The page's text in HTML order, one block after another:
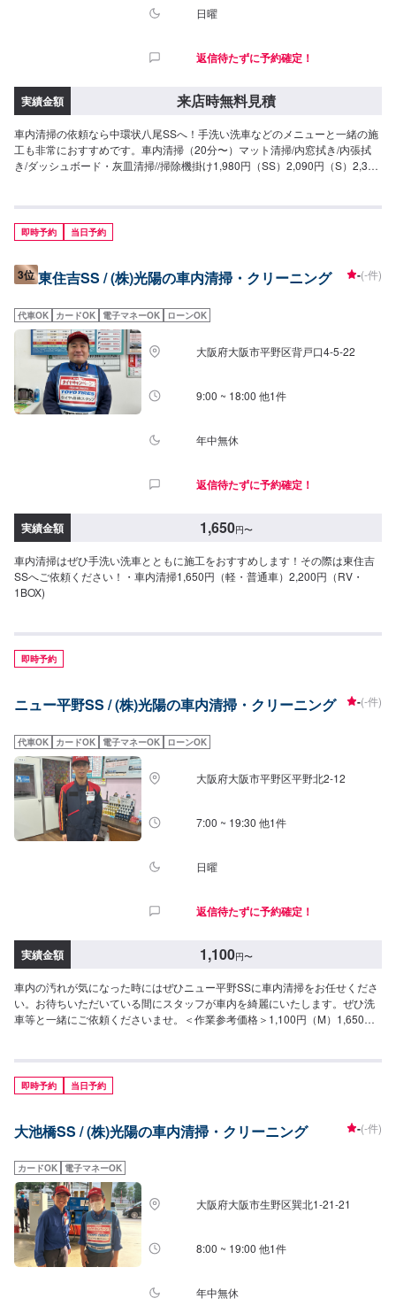
日曜
返信待たずに予約確定！
実績金額 来店時無料見積
車内清掃の依頼なら中環状八尾SSへ！手洗い洗車などのメニューと一緒の施
工も非常におすすめです。車内清掃（20分〜）マット清掃/内窓拭き/内張拭
き/ダッシュボード・灰皿清掃//掃除機掛け1,980円（SS）2,090円（S）2,310
（S）51,900円（M）55,300円（L）60,800円（LL）71,100円（XL）シート
クリーニング（30分〜）シートの汚れとシミをしっかり落とします6,240円
（1席）12,150円（2席）23,790円（3席）35,740円（6席）
即時予約 当日予約
3位 東住吉SS / (株)光陽の車内清掃・クリーニング -(-件)
代車OK カードOK 電子マネーOK ローンOK
大阪府大阪市平野区背戸口4-5-22
9:00 ~ 18:00 他1件
年中無休
返信待たずに予約確定！
実績金額 1,650円〜
車内清掃はぜひ手洗い洗車とともに施工をおすすめします！その際は東住吉
SSへご依頼ください！・車内清掃1,650円（軽・普通車）2,200円（RV・
1BOX)
即時予約
ニュー平野SS / (株)光陽の車内清掃・クリーニング -(-件)
代車OK カードOK 電子マネーOK ローンOK
大阪府大阪市平野区平野北2-12
7:00 ~ 19:30 他1件
日曜
返信待たずに予約確定！
実績金額 1,100円〜
車内の汚れが気になった時にはぜひニュー平野SSに車内清掃をお任せくださ
い。お待ちいただいている間にスタッフが車内を綺麗にいたします。ぜひ洗
車等と一緒にご依頼くださいませ。＜作業参考価格＞1,100円（M）1,650円
即時予約 当日予約
大池橋SS / (株)光陽の車内清掃・クリーニング -(-件)
カードOK 電子マネーOK
大阪府大阪市生野区巽北1-21-21
8:00 ~ 19:00 他1件
年中無休